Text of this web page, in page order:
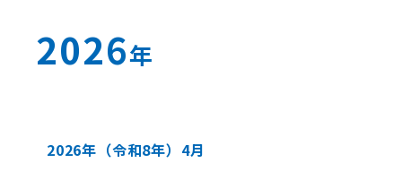
2026年
2026年 （令和8年） 4月